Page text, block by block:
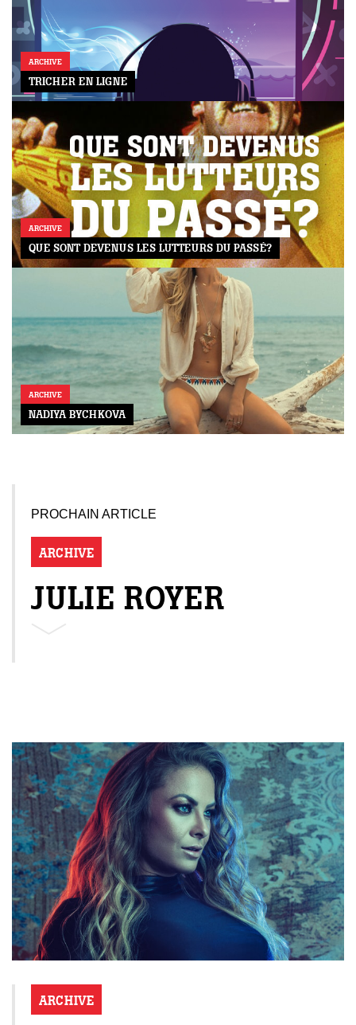
ARCHIVE
TRICHER EN LIGNE
ARCHIVE
QUE SONT DEVENUS LES LUTTEURS DU PASSÉ?
ARCHIVE
NADIYA BYCHKOVA
PROCHAIN ARTICLE
ARCHIVE
JULIE ROYER
ARCHIVE